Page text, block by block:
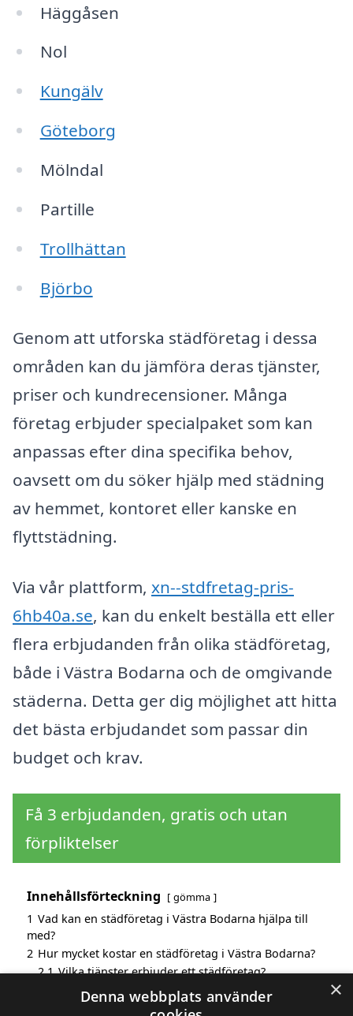
Häggåsen
Nol
Kungälv
Göteborg
Mölndal
Partille
Trollhättan
Björbo
Genom att utforska städföretag i dessa
områden kan du jämföra deras tjänster,
priser och kundrecensioner. Många
företag erbjuder specialpaket som kan
anpassas efter dina specifika behov,
oavsett om du söker hjälp med städning
av hemmet, kontoret eller kanske en
flyttstädning.
Via vår plattform, xn--stdfretag-pris-
6hb40a.se, kan du enkelt beställa ett eller
flera erbjudanden från olika städföretag,
både i Västra Bodarna och de omgivande
städerna. Detta ger dig möjlighet att hitta
det bästa erbjudandet som passar din
budget och krav.
Få 3 erbjudanden, gratis och utan
förpliktelser
Innehållsförteckning gömma
1 Vad kan en städföretag i Västra Bodarna hjälpa till
med?
2 Hur mycket kostar en städföretag i Västra Bodarna?
2.1 Vilka tjänster erbjuder ett städföretag?
Fördelar med att välja städföretag i Västra Bodarna
Sök efter en skicklig städföretag i de omgivande
×
Denna webbplats använder